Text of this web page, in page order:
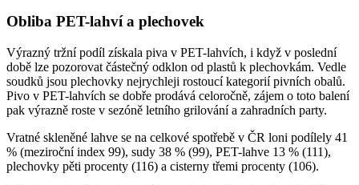
Obliba PET-lahví a plechovek
Výrazný tržní podíl získala piva v PET-lahvích, i když v poslední
době lze pozorovat částečný odklon od plastů k plechovkám. Vedle
soudků jsou plechovky nejrychleji rostoucí kategorií pivních obalů.
Pivo v PET-lahvích se dobře prodává celoročně, zájem o toto balení
pak výrazně roste v sezóně letního grilování a zahradních party.
Vratné skleněné lahve se na celkové spotřebě v ČR loni podílely 41
% (meziroční index 99), sudy 38 % (99), PET-lahve 13 % (111),
plechovky pěti procenty (116) a cisterny třemi procenty (106).